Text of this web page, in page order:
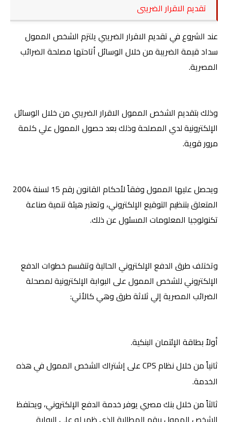
تقديم الاقرار الضريبى
عند الشروع في تقديم الاقرار الضريبي يلتزم الشخص الممول
سداد قيمة الضريبة من خلال الوسائل أتاحتها مصلحة الضرائب
المصرية.
وذلك بتقديم الشخص الممول الاقرار الضريبي من خلال الوسائل
الإلكترونية لدي المصلحة وذلك بعد حصول الممول علي كلمة
مرور قوية.
ويحصل عليها الممول وفقاً لأحكام القانون رقم 15 لسنة 2004
المتعلق بتنظيم التوقيع الإلكتروني، وتعتبر هيئة تنمية صناعة
تكنولوجيا المعلومات المسئول عن ذلك.
وتختلف طرق الدفع الإلكتروني الحالية وتنقسم خطوات الدفع
الإلكتروني للشخص الممول على البوابة الإلكترونية لمصحلة
الضرائب المصرية إلي ثلاثة طرق وهي كالأتي:
أولاً بطاقة الإئتمان البنكية.
ثانياً من خلال نظامCPSعلى إشتراك الشخص الممول في هذه
الخدمة.
ثالثاً من خلال بنك مصري يوفر خدمة الدفع الإلكتروني، ويحتفظ